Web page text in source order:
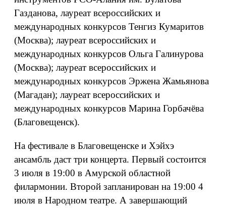
Газданова, лауреат всероссийских и
международных конкурсов Тенгиз Кумаритов
(Москва); лауреат всероссийских и
международных конкурсов Ольга Галинурова
(Москва); лауреат всероссийских и
международных конкурсов Эржена Жамьянова
(Магадан); лауреат всероссийских и
международных конкурсов Марина Горбачёва
(Благовещенск).
На фестивале в Благовещенске и Хэйхэ
ансамбль даст три концерта. Первый состоится
3 июля в 19:00 в Амурской областной
филармонии. Второй запланирован на 19:00 4
июля в Народном театре. А завершающий